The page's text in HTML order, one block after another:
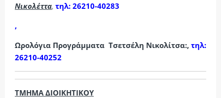
Νικολέττα, τηλ: 26210-40283
,
Ωρολόγια Προγράμματα Τσετσέλη Νικολίτσα:, τηλ:
26210-40252
ΤΜΗΜΑ ΔΙΟΙΚΗΤΙΚΟΥ